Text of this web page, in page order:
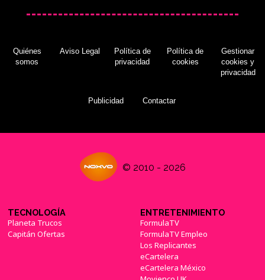
Quiénes
somos
Aviso Legal
Política de
privacidad
Política de
cookies
Gestionar
cookies y
privacidad
Publicidad Contactar
© 2010 - 2026
TECNOLOGÍA
Planeta Trucos
Capitán Ofertas
ENTRETENIMIENTO
FormulaTV
FormulaTV Empleo
Los Replicantes
eCartelera
eCartelera México